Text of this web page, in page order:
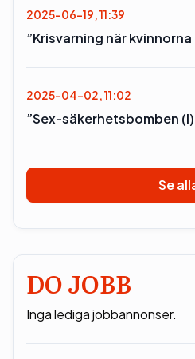
2025-06-19, 11:39
”Krisvarning när
2025-04-02, 11:02
”Sex-säkerhetsbomben
Se
DO JOBB
Inga lediga jobbannonser.